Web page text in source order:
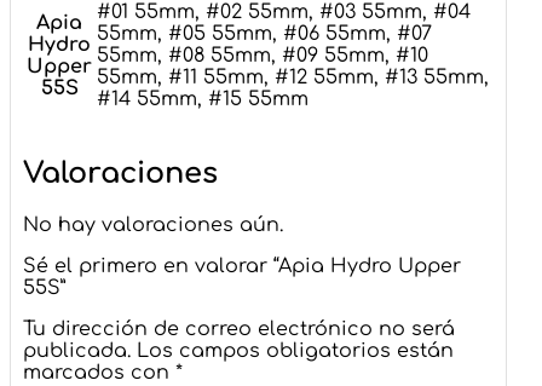
Apia
Hydro
Upper
55S
#01 55mm, #02 55mm, #03 55mm, #04
55mm, #05 55mm, #06 55mm, #07
55mm, #08 55mm, #09 55mm, #10
55mm, #11 55mm, #12 55mm, #13 55mm,
#14 55mm, #15 55mm
Valoraciones
No hay valoraciones aún.
Sé el primero en valorar “Apia Hydro Upper
55S”
Tu dirección de correo electrónico no será
publicada. Los campos obligatorios están
marcados con *